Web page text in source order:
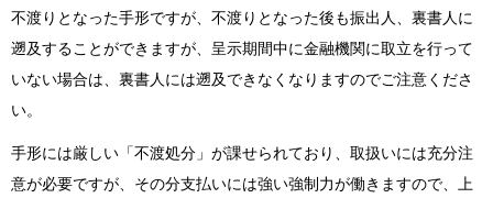
不渡りとなった手形ですが、不渡りとなった後も振出人、裏書人に
遡及することができますが、呈示期間中に金融機関に取立を行って
いない場合は、裏書人には遡及できなくなりますのでご注意くださ
い。
手形には厳しい「不渡処分」が課せられており、取扱いには充分注
意が必要ですが、その分支払いには強い強制力が働きますので、上